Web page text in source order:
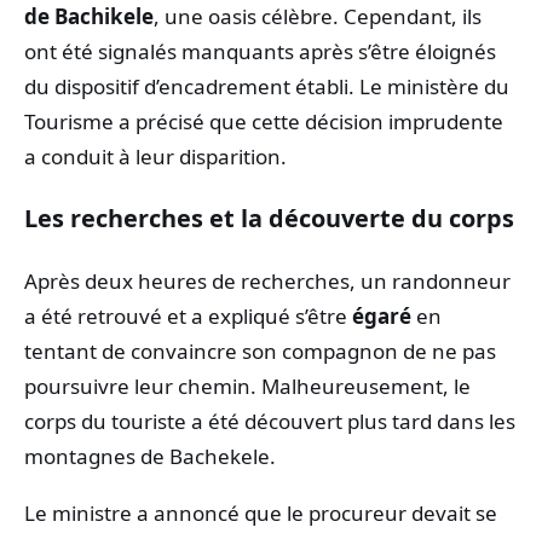
de Bachikele, une oasis célèbre. Cependant, ils
ont été signalés manquants après s’être éloignés
du dispositif d’encadrement établi. Le ministère du
Tourisme a précisé que cette décision imprudente
a conduit à leur disparition.
Les recherches et la découverte du corps
Après deux heures de recherches, un randonneur
a été retrouvé et a expliqué s’être égaré en
tentant de convaincre son compagnon de ne pas
poursuivre leur chemin. Malheureusement, le
corps du touriste a été découvert plus tard dans les
montagnes de Bachekele.
Le ministre a annoncé que le procureur devait se